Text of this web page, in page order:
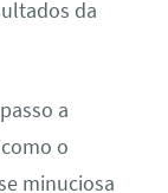
da
a
o
minuciosa